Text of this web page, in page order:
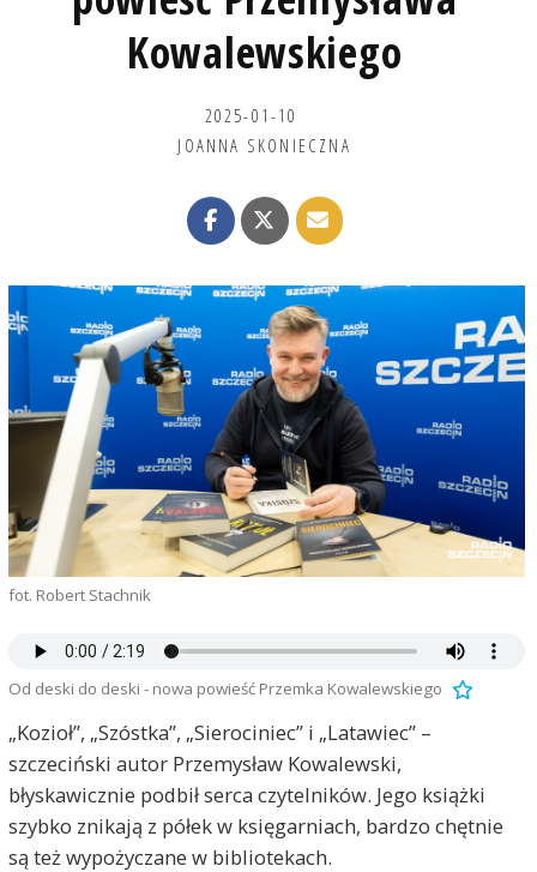
Kowalewskiego
2025-01-10
JOANNA SKONIECZNA
fot. Robert Stachnik
Od deski do deski - nowa powieść Przemka Kowalewskiego
„Kozioł”, „Szóstka”, „Sierociniec” i „Latawiec” –
szczeciński autor Przemysław Kowalewski,
błyskawicznie podbił serca czytelników. Jego książki
szybko znikają z półek w księgarniach, bardzo chętnie
są też wypożyczane w bibliotekach.